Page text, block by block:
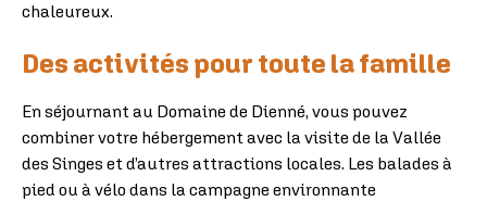
chaleureux.
Des activités pour toute la famille
En séjournant au Domaine de Dienné, vous pouvez
combiner votre hébergement avec la visite de la Vallée
des Singes et d’autres attractions locales. Les balades à
pied ou à vélo dans la campagne environnante